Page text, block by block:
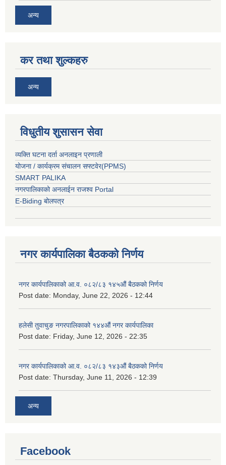
अन्य
कर तथा शुल्कहरु
अन्य
विधुतीय शुसासन सेवा
व्यक्ति घटना दर्ता अनलाइन प्रणाली
योजना / कार्यक्रम संचालन सफ्टवेर(PPMS)
SMART PALIKA
नगरपालिकाको अनलाईन राजश्व Portal
E-Biding बोलपत्र
नगर कार्यपालिका बैठकको निर्णय
नगर कार्यपालिकाको आ.व. ०८२/८३ १४५औं बैठकको निर्णय
Post date: Monday, June 22, 2026 - 12:44
हलेसी तुवाचुङ नगरपालिकाको १४४औं नगर कार्यपालिका
Post date: Friday, June 12, 2026 - 22:35
नगर कार्यपालिकाको आ.व. ०८२/८३ १४३औं बैठकको निर्णय
Post date: Thursday, June 11, 2026 - 12:39
अन्य
Facebook